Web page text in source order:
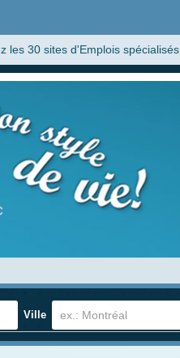
les 30 sites d'Emplois spécialisés
Ville